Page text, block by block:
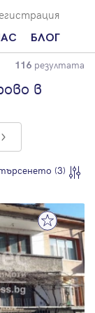
БЛОГ
За продавачи
За купувачи
Ипотечно
наемодатели
наематели
Анализ на
пазара
Новини
116 резултата
в
(3)